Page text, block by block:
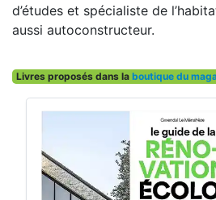
d’études et spécialiste de
aussi autoconstructeur.
Livres proposés dans la boutique du